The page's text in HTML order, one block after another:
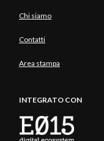
Chi siamo
Contatti
Area stampa
INTEGRATO CON